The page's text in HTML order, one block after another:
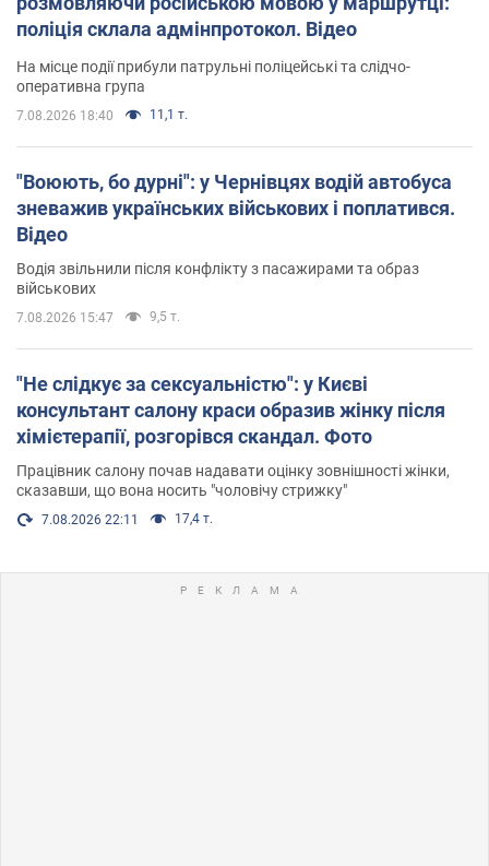
поліція склала адмінпротокол. Відео
На місце події прибули патрульні поліцейські та слідчо-
оперативна група
7.08.2026 18:40 11,1 т.
"Воюють, бо дурні": у Чернівцях водій автобуса
зневажив українських військових і поплатився.
Відео
Водія звільнили після конфлікту з пасажирами та образ
військових
7.08.2026 15:47 9,5 т.
"Не слідкує за сексуальністю": у Києві
консультант салону краси образив жінку після
хімієтерапії, розгорівся скандал. Фото
Працівник салону почав надавати оцінку зовнішності жінки,
сказавши, що вона носить "чоловічу стрижку"
7.08.2026 22:11 17,4 т.